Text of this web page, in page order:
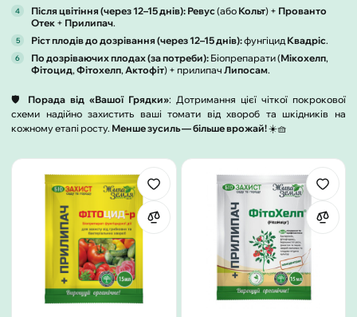
Після цвітіння (через 12–15 днів): Ревус (або Кольт) + Прованто
Отек+ Прилипач.
Ріст плодів до дозрівання (через 12–15 днів):фунгіцид Квадріс.
По дозріваючих плодах (за потреби):Біопрепарати (Мікохелп,
Фітоцид, Фітохелп, Актофіт) + прилипач Липосам.
🛡️ Порада від «Вашої Грядки»: Дотримання цієї чіткої покрокової
схеми надійно захистить ваші томати від хвороб та шкідників на
кожному етапі росту. Менше зусиль — більше врожай!☀️🧺